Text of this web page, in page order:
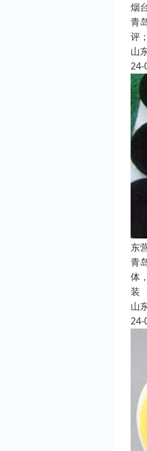
烟
青
评
山
24-
东
青
体
装
山
24-